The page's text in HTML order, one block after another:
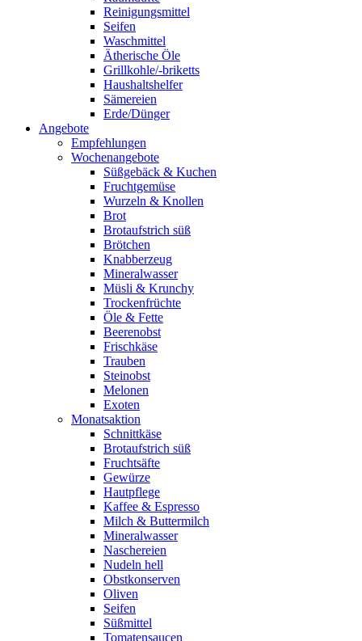
Reinigungsmittel
Seifen
Waschmittel
Ätherische Öle
Grillkohle/-briketts
Haushaltshelfer
Sämereien
Erde/Dünger
Angebote
Empfehlungen
Wochenangebote
Süßgebäck & Kuchen
Fruchtgemüse
Wurzeln & Knollen
Brot
Brotaufstrich süß
Brötchen
Knabberzeug
Mineralwasser
Müsli & Krunchy
Trockenfrüchte
Öle & Fette
Beerenobst
Frischkäse
Trauben
Steinobst
Melonen
Exoten
Monatsaktion
Schnittkäse
Brotaufstrich süß
Fruchtsäfte
Gewürze
Hautpflege
Kaffee & Espresso
Milch & Buttermilch
Mineralwasser
Naschereien
Nudeln hell
Obstkonserven
Oliven
Seifen
Süßmittel
Tomatensaucen